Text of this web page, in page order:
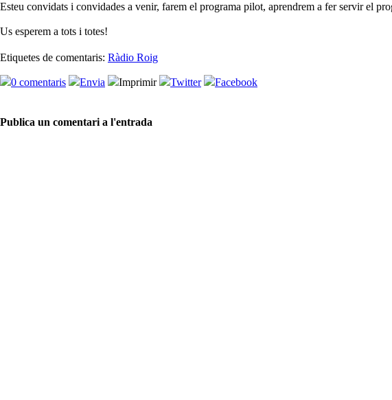
Esteu convidats i convidades a venir, farem el programa pilot, aprendrem a fer servir el
Us esperem a tots i totes!
Etiquetes de comentaris: Ràdio Roig
0 comentaris Envia Imprimir Twitter Facebook
Publica un comentari a l'entrada